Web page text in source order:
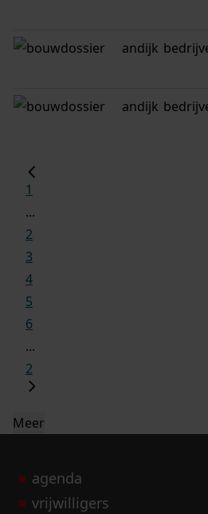
andijk
andijk
1
...
2
3
4
5
6
...
2
Meer
agenda
vrijwilligers